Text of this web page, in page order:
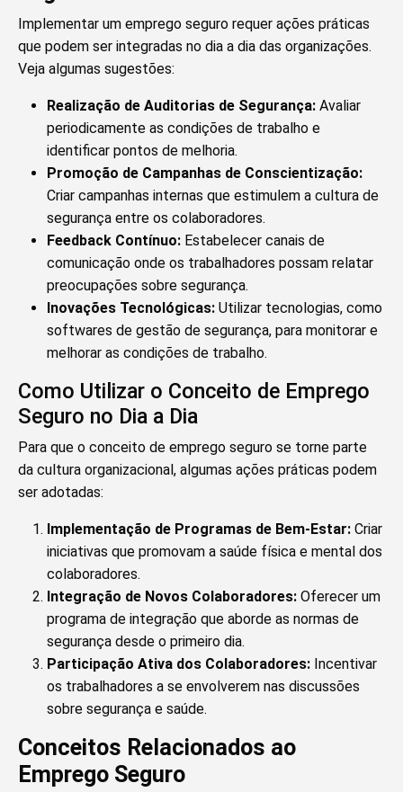
Implementar um emprego seguro requer ações práticas
que podem ser integradas no dia a dia das organizações.
Veja algumas sugestões:
Realização de Auditorias de Segurança: Avaliar
periodicamente as condições de trabalho e
identificar pontos de melhoria.
Promoção de Campanhas de Conscientização:
Criar campanhas internas que estimulem a cultura de
segurança entre os colaboradores.
Feedback Contínuo: Estabelecer canais de
comunicação onde os trabalhadores possam relatar
preocupações sobre segurança.
Inovações Tecnológicas: Utilizar tecnologias, como
softwares de gestão de segurança, para monitorar e
melhorar as condições de trabalho.
Como Utilizar o Conceito de Emprego
Seguro no Dia a Dia
Para que o conceito de emprego seguro se torne parte
da cultura organizacional, algumas ações práticas podem
ser adotadas:
Implementação de Programas de Bem-Estar: Criar
iniciativas que promovam a saúde física e mental dos
colaboradores.
Integração de Novos Colaboradores: Oferecer um
programa de integração que aborde as normas de
segurança desde o primeiro dia.
Participação Ativa dos Colaboradores: Incentivar
os trabalhadores a se envolverem nas discussões
sobre segurança e saúde.
Conceitos Relacionados ao
Emprego Seguro